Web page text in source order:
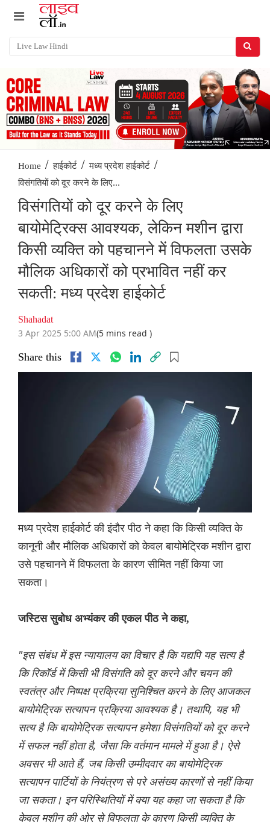
Home / हाईकोर्ट / मध्य प्रदेश हाईकोर्ट /
विसंगतियों को दूर करने के लिए...
विसंगतियों को दूर करने के लिए
बायोमेट्रिक्स आवश्यक, लेकिन मशीन द्वारा
किसी व्यक्ति को पहचानने में विफलता उसके
मौलिक अधिकारों को प्रभावित नहीं कर
सकती: मध्य प्रदेश हाईकोर्ट
Shahadat
3 Apr 2025 5:00 AM(5 mins read )
Share this
मध्य प्रदेश हाईकोर्ट की इंदौर पीठ ने कहा कि किसी व्यक्ति के
कानूनी और मौलिक अधिकारों को केवल बायोमेट्रिक मशीन द्वारा
उसे पहचानने में विफलता के कारण सीमित नहीं किया जा
सकता।
जस्टिस सुबोध अभ्यंकर की एकल पीठ ने कहा,
"इस संबंध में इस न्यायालय का विचार है कि यद्यपि यह सत्य है
कि रिकॉर्ड में किसी भी विसंगति को दूर करने और चयन की
स्वतंत्र और निष्पक्ष प्रक्रिया सुनिश्चित करने के लिए आजकल
बायोमेट्रिक सत्यापन प्रक्रिया आवश्यक है। तथापि, यह भी
सत्य है कि बायोमेट्रिक सत्यापन हमेशा विसंगतियों को दूर करने
में सफल नहीं होता है, जैसा कि वर्तमान मामले में हुआ है। ऐसे
अवसर भी आते हैं, जब किसी उम्मीदवार का बायोमेट्रिक
सत्यापन पार्टियों के नियंत्रण से परे असंख्य कारणों से नहीं किया
जा सकता। इन परिस्थितियों में क्या यह कहा जा सकता है कि
केवल मशीन की ओर से विफलता के कारण किसी व्यक्ति के